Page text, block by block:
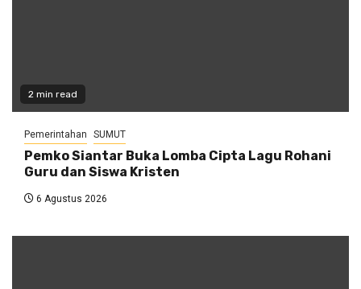
2 min read
Pemerintahan SUMUT
Pemko Siantar Buka Lomba Cipta Lagu Rohani
Guru dan Siswa Kristen
6 Agustus 2026